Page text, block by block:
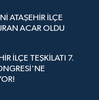
ATAŞEHİR İLÇE
ACAR OLDU
İLÇE TEŞKİLATI 7.